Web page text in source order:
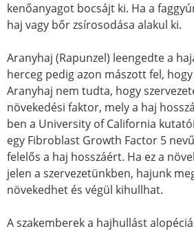
kenőanyagot bocsájt ki. Ha a
haj vagy bőr zsírosodása alakul ki.
Aranyhaj (Rapunzel) leengedte a
herceg pedig azon mászott fel,
Aranyhaj nem tudta, hogy
növekedési faktor, mely a haj
ben a University of California
egy Fibroblast Growth Factor 5
felelős a haj hosszáért. Ha ez a
jelen a szervezetünkben, hajunk
növekedhet és végül kihullhat.
A szakemberek a hajhullást